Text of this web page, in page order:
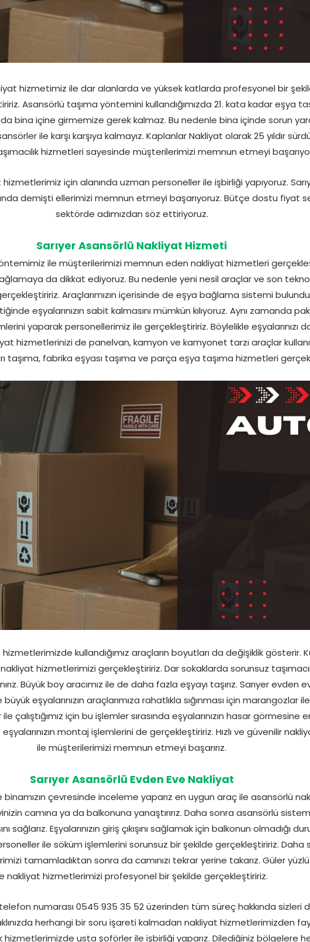
hizmetimiz ile dar alanlarda ve yüksek katlarda profesyonel bir
Asansörlü taşıma yöntemini kullandığımızda 21. kata kadar eşya
bina içine girmemize gerek kalmaz. Bu nedenle bina içinde sorun
ile karşı karşıya kalmayız. Kaplanlar Nakliyat olarak 25 yıldır
hizmetleri sayesinde müşterilerimizi memnun etmeyi
hizmetlerimiz için alanında uzman personeller ile işbirliği yapıyoruz.
demişti ellerimizi memnun etmeyi başarıyoruz. Bütçe dostu fiyat
sektörde adımızdan söz ettiriyoruz.
Sarıyer Asansörlü Nakliyat Hizmeti
ile müşterilerimizi memnun eden nakliyat hizmetleri
da dikkat ediyoruz. Bu nedenle yeni nesil araçlar ve son
Araçlarımızın içerisinde de eşya bağlama sistemi
eşyalarınızın sabit kalmasını mümkün kılıyoruz. Aynı zamanda
yaparak personellerimiz ile gerçekleştiririz. Böylelikle eşyalarınızı
hizmetlerinizi de panelvan, kamyon ve kamyonet tarzı araçlar
taşıma, fabrika eşyası taşıma ve parça eşya taşıma hizmetleri
kullandığımız araçların boyutları da değişiklik gösterir.
hizmetlerimizi gerçekleştiririz. Dar sokaklarda sorunsuz
Büyük boy aracımız ile de daha fazla eşyayı taşırız. Sarıyer evden
eşyalarınızın araçlarımıza rahatlıkla sığınması için marangozlar
çalıştığımız için bu işlemler sırasında eşyalarınızın hasar görmesine
montaj işlemlerini de gerçekleştiririz. Hızlı ve güvenilir
ile müşterilerimizi memnun etmeyi başarırız.
Sarıyer Asansörlü Evden Eve Nakliyat
binamızın çevresinde inceleme yaparız en uygun araç ile asansörlü
camına ya da balkonuna yanaştırırız. Daha sonra asansörlü
sağlarız. Eşyalarınızın giriş çıkışını sağlamak için balkonun olmadığı
ile söküm işlemlerini sorunsuz bir şekilde gerçekleştiririz. Daha
tamamladıktan sonra da camınızı tekrar yerine takarız. Güler
nakliyat hizmetlerimizi profesyonel bir şekilde gerçekleştiririz.
numarası 0545 935 35 52 üzerinden tüm süreç hakkında sizleri
herhangi bir soru işareti kalmadan nakliyat hizmetlerimizden
hizmetlerimizde usta şoförler ile işbirliği yaparız. Dilediğiniz bölgelere